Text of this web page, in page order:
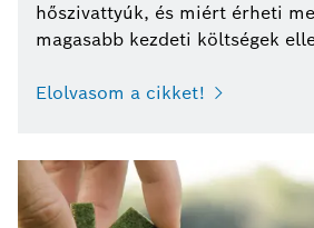
hőszivattyúk, és miért érheti
magasabb kezdeti költségek
Elolvasom a cikket!